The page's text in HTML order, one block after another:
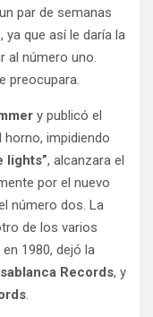
par de semanas
ya que así le daría la
al número uno.
preocupara.
y publicó el
impidiendo
lights”, alcanzara el
por el nuevo
número dos. La
de los varios
1980, dejó la
Records, y
.